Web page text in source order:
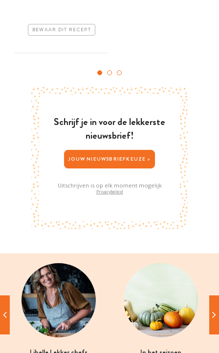
BEWAAR DIT RECEPT
Schrijf je in voor de lekkerste
nieuwsbrief!
JOUW NIEUWSBRIEFKEUZE >
Uitschrijven is op elk moment mogelijk
Privacybeleid